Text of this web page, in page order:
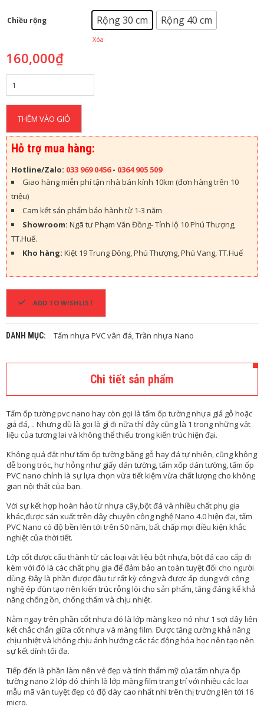
P
O
C
H
N
H
Ự
N
G
O
À
T
R
Ờ
Ố
Ầ
T
A
C
Ô
N
G
T
R
Ì
N
H
T
H
Ự
C
Ế
L
I
Ê
N
H
Ệ
Chiều rộng Rộng 30 cm Rộng 40 cm
Xóa
160,000₫
THÊM VÀO GIỎ
Hỗ trợ mua hàng:
Hotline/Zalo: 033 969 0456- 0364 905 509
Giao hàng miễn phí tận nhà bán kính 10km (đơn hàng trên 10
triệu)
Cam kết sản phẩm bảo hành từ 1-3 năm
Showroom: Ngã tư Phạm Văn Đồng- Tỉnh lộ 10 Phú Thượng,
TT.Huế.
Kho hàng: Kiệt 19 Trung Đông, Phú Thượng, Phú Vang, TT.Huế
ADD TO WISHLIST
DANH MỤC: Tấm nhựa PVC vân đá,Trần nhựa Nano
Chi tiết sản phẩm
Tấm ốp tường pvc nano hay còn gọi là tấm ốp tường nhựa giả gỗ hoặc
giả đá, .. Nhưng dù là gọi là gì đi nữa thì đây cũng là 1 trong những vật
liệu của tương lai và không thể thiếu trong kiến trúc hiện đại.
Không quá đắt như tấm ốp tường bằng gỗ hay đá tự nhiên, cũng không
dễ bong tróc, hư hỏng như giấy dán tường, tấm xốp dán tường, tấm ốp
PVC nano chính là sự lựa chọn vừa tiết kiệm vừa chất lượng cho không
gian nội thất của bạn.
Với sự kết hợp hoàn hảo từ nhựa cây,bột đá và nhiều chất phụ gia
khác,được sản xuất trên dây chuyền công nghệ Nano 4.0 hiện đại, tấm
PVC Nano có độ bền lên tới trên 50 năm, bất chấp mọi điều kiện khắc
nghiệt của thời tiết.
Lớp cốt được cấu thành từ các loại vật liệu bột nhựa, bột đá cao cấp đi
kèm với đó là các chất phụ gia để đảm bảo an toàn tuyệt đối cho người
dùng. Đây là phần được đầu tư rất kỳ công và được áp dụng với công
nghệ ép đùn tạo nên kiến trúc rỗng lõi cho sản phẩm, tăng đáng kể khả
năng chống ồn, chống thấm và chịu nhiệt.
Nằm ngay trên phần cốt nhựa đó là lớp màng keo nó như 1 sợi dây liên
kết chắc chắn giữa cốt nhựa và màng film. Được tăng cường khả năng
chịu nhiệt và không chịu ảnh hưởng các tác động hóa học nên tạo nên
sự kết dính tối đa.
Tiếp đến là phần làm nên vẻ đẹp và tính thẩm mỹ của tấm nhựa ốp
tường nano 2 lớp đó chính là lớp màng film trang trí với nhiều các loại
mẫu mã vân tuyệt đẹp có độ dày cao nhất nhì trên thị trường lên tới 16
micro.